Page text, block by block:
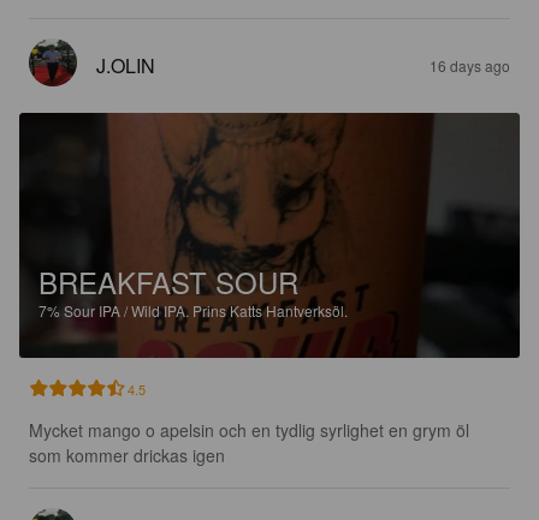
J.OLIN 16 days ago
BREAKFAST SOUR
7%Sour IPA / Wild IPA. Prins Katts Hantverksöl.
4.5
Mycket mango o apelsin och en tydlig syrlighet en grym öl
som kommer drickas igen